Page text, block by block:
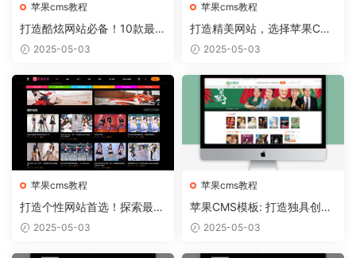
苹果cms教程
打造酷炫网站必备！10款最热
门的苹果CMS模板推荐
2025-05-03
苹果cms教程
打造精美网站，选择苹果CM
S模板从容实现
2025-05-03
苹果cms教程
打造个性网站首选！探索最新
苹果CMS模板趋势
2025-05-03
苹果cms教程
苹果CMS模板: 打造独具创意
的个人博客！
2025-05-03